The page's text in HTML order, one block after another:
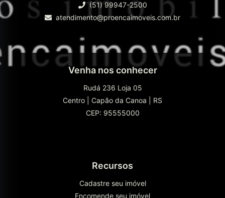
(51) 99947-2500
atendimento@proencaimoveis.com.br
Venha nos conhecer
Rudá 236 Loja 05
Centro
Capão da Canoa
RS
CEP: 95555000
Recursos
Cadastre seu imóvel
Encomende seu imóvel